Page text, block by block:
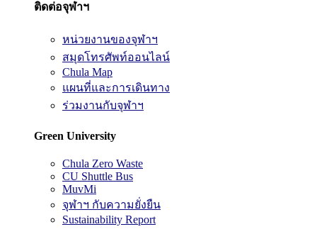
ติดต่อจุฬาฯ
หน่วยงานของจุฬาฯ
สมุดโทรศัพท์ออนไลน์
Chula Map
แผนที่และการเดินทาง
ร่วมงานกับจุฬาฯ
Green University
Chula Zero Waste
CU Shuttle Bus
MuvMi
จุฬาฯ กับความยั่งยืน
Sustainability Report